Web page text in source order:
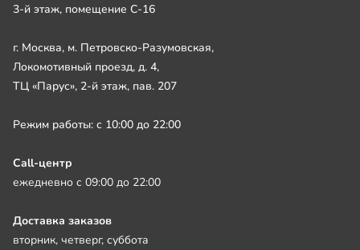
3-й этаж, помещение С-16
г. Москва, м. Петровско-Разумовская,
Локомотивный проезд, д. 4,
ТЦ «Парус», 2-й этаж, пав. 207
Режим работы: с 10:00 до 22:00
Call-центр
ежедневно с 09:00 до 22:00
Доставка заказов
вторник, четверг, суббота